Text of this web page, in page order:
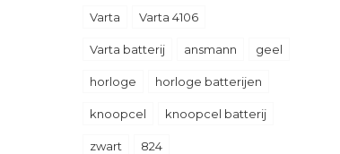
Varta Varta 4106
Varta batterij ansmann geel
horloge horloge batterijen
knoopcel knoopcel batterij
zwart 824